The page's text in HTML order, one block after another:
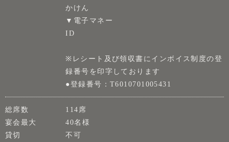
かけん
▼電子マネー
ID
※レシート及び領収書にインボイス制度の登
録番号を印字しております
●登録番号：T6010701005431
総席数
114席
宴会最大
40名様
貸切
不可